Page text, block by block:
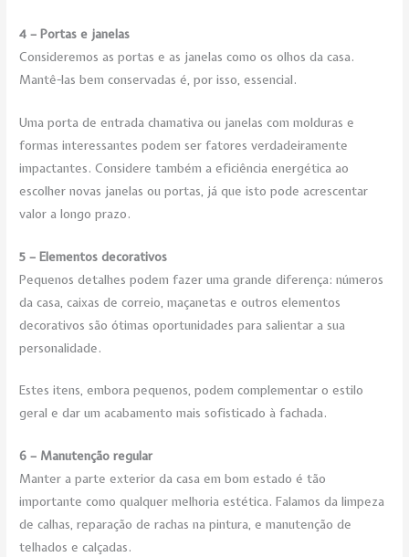
4 – Portas e janelas
Consideremos as portas e as janelas como os olhos da casa.
Mantê-las bem conservadas é, por isso, essencial.
Uma porta de entrada chamativa ou janelas com molduras e
formas interessantes podem ser fatores verdadeiramente
impactantes. Considere também a eficiência energética ao
escolher novas janelas ou portas, já que isto pode acrescentar
valor a longo prazo.
5 – Elementos decorativos
Pequenos detalhes podem fazer uma grande diferença: números
da casa, caixas de correio, maçanetas e outros elementos
decorativos são ótimas oportunidades para salientar a sua
personalidade.
Estes itens, embora pequenos, podem complementar o estilo
geral e dar um acabamento mais sofisticado à fachada.
6 – Manutenção regular
Manter a parte exterior da casa em bom estado é tão
importante como qualquer melhoria estética. Falamos da limpeza
de calhas, reparação de rachas na pintura, e manutenção de
telhados e calçadas.